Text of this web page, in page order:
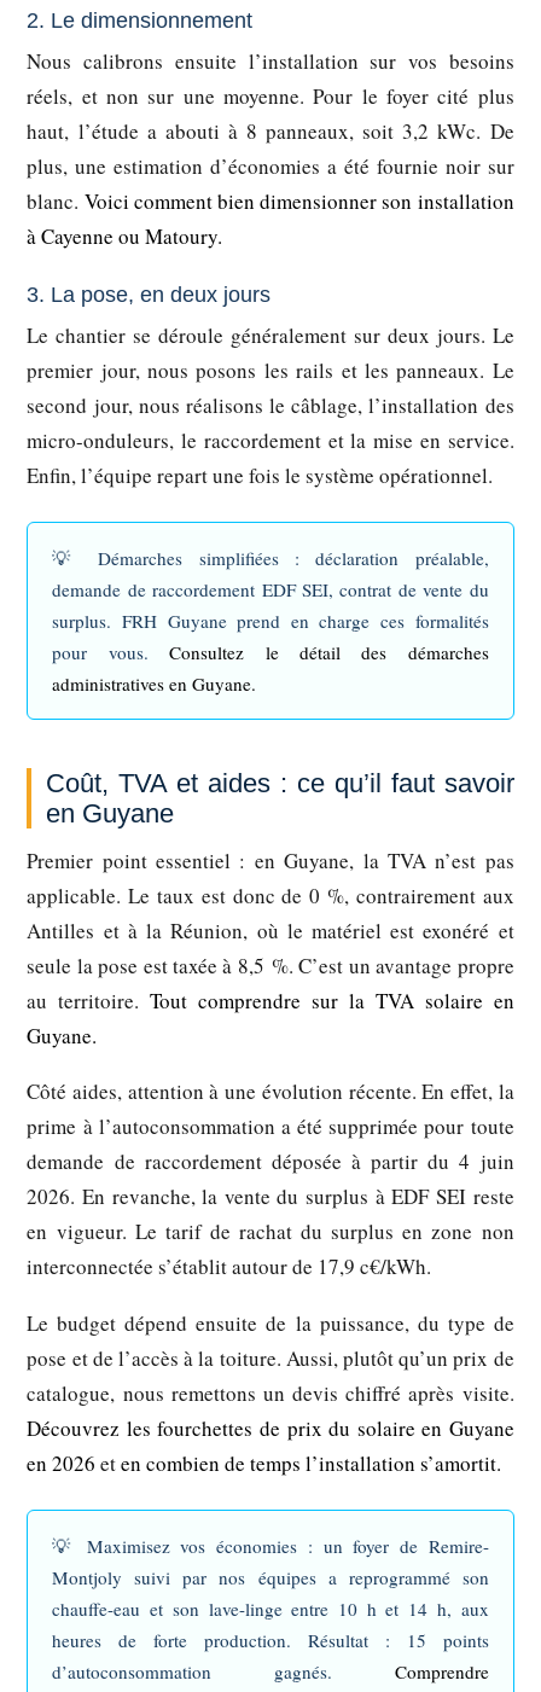
2. Le dimensionnement
Nous calibrons ensuite l’installation sur vos besoins
réels, et non sur une moyenne. Pour le foyer cité plus
haut, l’étude a abouti à 8 panneaux, soit 3,2 kWc. De
plus, une estimation d’économies a été fournie noir sur
blanc. Voici comment bien dimensionner son installation
à Cayenne ou Matoury.
3. La pose, en deux jours
Le chantier se déroule généralement sur deux jours. Le
premier jour, nous posons les rails et les panneaux. Le
second jour, nous réalisons le câblage, l’installation des
micro-onduleurs, le raccordement et la mise en service.
Enfin, l’équipe repart une fois le système opérationnel.
💡Démarches simplifiées : déclaration préalable,
demande de raccordement EDF SEI, contrat de vente du
surplus. FRH Guyane prend en charge ces formalités
pour vous.Consultez le détail des démarches
administratives en Guyane.
Coût, TVA et aides : ce qu’il faut savoir
en Guyane
Premier point essentiel : en Guyane, la TVA n’est pas
applicable. Le taux est donc de 0 %, contrairement aux
Antilles et à la Réunion, où le matériel est exonéré et
seule la pose est taxée à 8,5 %. C’est un avantage propre
au territoire.Tout comprendre sur la TVA solaire en
Guyane.
Côté aides, attention à une évolution récente. En effet, la
prime à l’autoconsommation a été supprimée pour toute
demande de raccordement déposée à partir du 4 juin
2026. En revanche, la vente du surplus à EDF SEI reste
en vigueur. Le tarif de rachat du surplus en zone non
interconnectée s’établit autour de 17,9 c€/kWh.
Le budget dépend ensuite de la puissance, du type de
pose et de l’accès à la toiture. Aussi, plutôt qu’un prix de
catalogue, nous remettons un devis chiffré après visite.
Découvrez les fourchettes de prix du solaire en Guyane
en 2026 eten combien de temps l’installation s’amortit.
💡 Maximisez vos économies : un foyer de Remire-
Montjoly suivi par nos équipes a reprogrammé son
chauffe-eau et son lave-linge entre 10 h et 14 h, aux
heures de forte production. Résultat : 15 points
d’autoconsommation gagnés. Comprendre